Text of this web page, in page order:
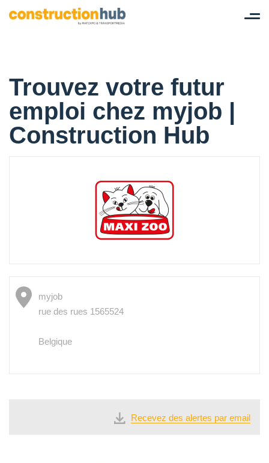
Trouvez votre futur
emploi chez myjob |
Construction Hub
myjob
rue des rues 1565524
Belgique
Recevez des alertes par email